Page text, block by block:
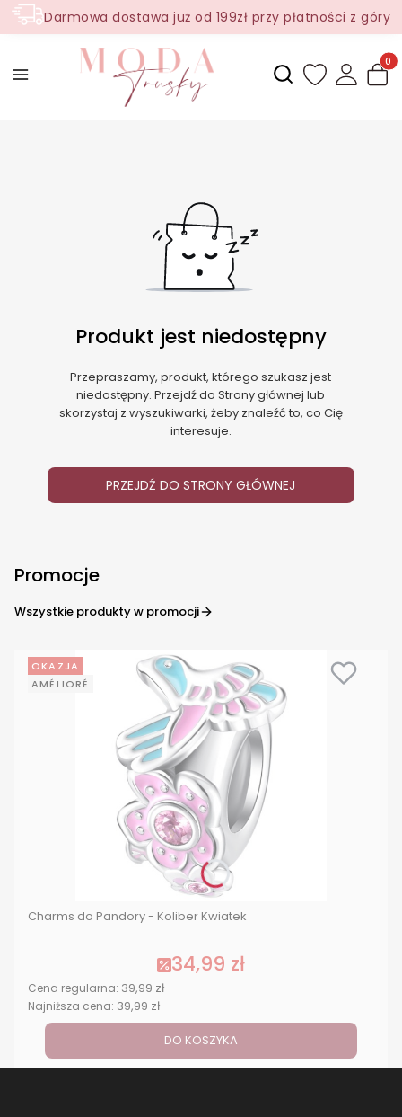
Darmowa dostawa już od 199zł przy płatności z góry
Otwórz
Produkt jest niedostępny
Przepraszamy, produkt, którego szukasz jest
niedostępny. Przejdź do Strony głównej lub
skorzystaj z wyszukiwarki, żeby znaleźć to, co Cię
interesuje.
PRZEJDŹ DO STRONY GŁÓWNEJ
Promocje
Wszystkie produkty w promocji
OKAZJA
AMÉLIORÉ
Charms do Pandory - Koliber Kwiatek
34,99 zł
Cena regularna: 39,99 zł
Najniższa cena: 39,99 zł
DO KOSZYKA